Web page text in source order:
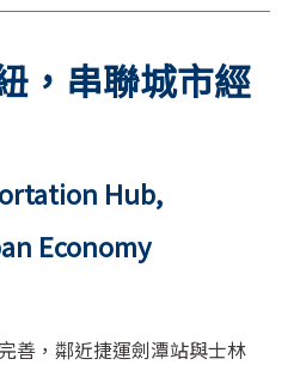
，串聯城市經
Hub,
Economy
善，鄰近捷運劍潭站與士林